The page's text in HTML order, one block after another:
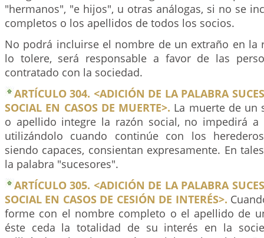
"hermanos", "e hijos", u otras análogas, si no se
completos o los apellidos de todos los socios.
No podrá incluirse el nombre de un extraño en la
lo tolere, será responsable a favor de las
contratado con la sociedad.
ARTÍCULO 304. <ADICIÓN DE LA PALABRA
SOCIAL EN CASOS DE MUERTE>. La muerte de un
o apellido integre la razón social, no impedirá a
utilizándolo cuando continúe con los
siendo capaces, consientan expresamente. En
la palabra "sucesores".
ARTÍCULO 305. <ADICIÓN DE LA PALABRA
SOCIAL EN CASOS DE CESIÓN DE INTERÉS>.
forme con el nombre completo o el apellido de
éste ceda la totalidad de su interés en la